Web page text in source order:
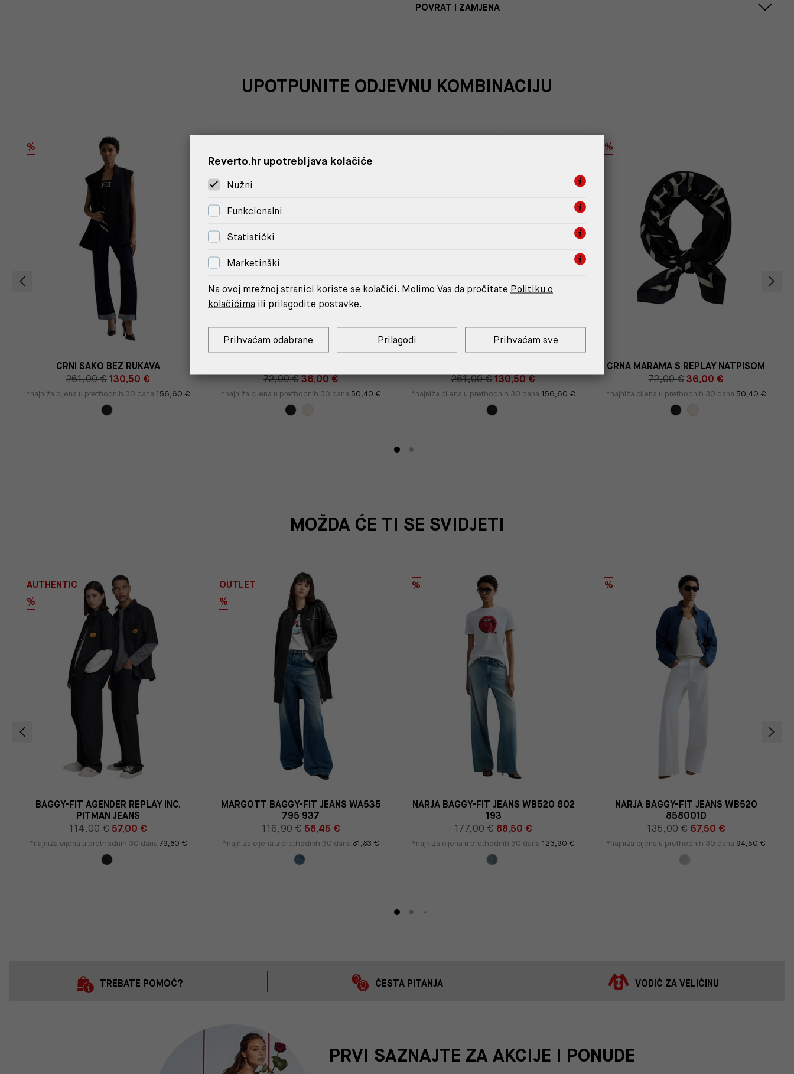
POVRAT I ZAMJENA
UPOTPUNITE ODJEVNU KOMBINACIJU
%
CRNI SAKO BEZ RUKAVA
261,00 €130,50 €
*najniža cijena u prethodnih 30 dana 156,60 €
72,00 €36,00 €
*najniža cijena u prethodnih 30 dana 50,40 €
261,00 €130,50 €
*najniža cijena u prethodnih 30 dana 156,60 €
%
CRNA MARAMA S REPLAY NATPISOM
72,00 € 36,00 €
*najniža cijena u prethodnih 30 dana 50,40 €
MOŽDA ĆE TI SE SVIDJETI
AUTHENTIC
%
BAGGY-FIT AGENDER REPLAY INC.
PITMAN JEANS
114,00 € 57,00 €
*najniža cijena u prethodnih 30 dana 79,80 €
OUTLET
%
MARGOTT BAGGY-FIT JEANS WA535
795 937
116,90 € 58,45 €
*najniža cijena u prethodnih 30 dana 81,83 €
%
NARJA BAGGY-FIT JEANS WB520 802
193
177,00 € 88,50 €
*najniža cijena u prethodnih 30 dana 123,90 €
%
NARJA BAGGY-FIT JEANS WB520
858001D
135,00 € 67,50 €
*najniža cijena u prethodnih 30 dana 94,50 €
TREBATE POMOĆ? ČESTA PITANJA VODIČ ZA VELIČINU
PRVI SAZNAJTE ZA AKCIJE I PONUDE
Reverto.hr upotrebljava kolačiće
Nužni
Funkcionalni
Statistički
Marketinški
Na ovoj mrežnoj stranici koriste se kolačići. Molimo Vas da pročitate Politiku o
kolačićima ili prilagodite postavke.
Prihvaćam odabrane Prilagodi Prihvaćam sve